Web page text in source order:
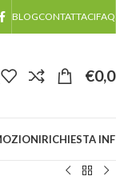
BLOGCONTATTACIFAQ
€
RICHIESTA